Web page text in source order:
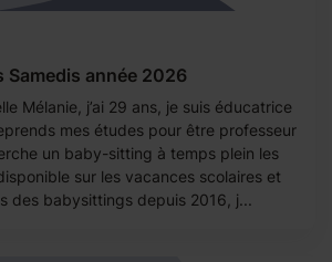
année 2026
Mélanie, j’ai 29 ans, je suis éducatrice
mes études pour être professeur
un baby-sitting à temps plein les
sur les vacances scolaires et
des babysittings depuis 2016, j...